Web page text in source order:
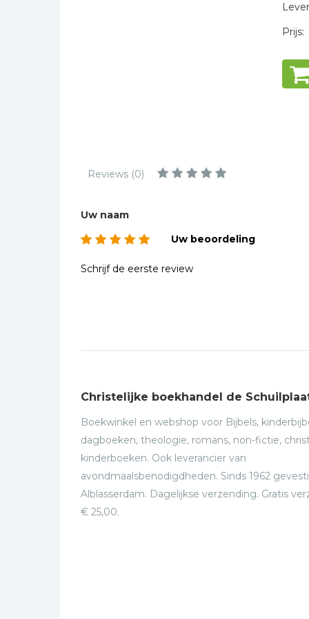
Toeristische kaarten en
Taalstudie
Wenskaarten
Prijs:
Reviews (0)
Uw naam
Uw beoordeling
Schrijf de eerste review
Christelijke boekhandel de
Boekwinkel en webshop voor Bijbels,
dagboeken, theologie, romans, non-fictie,
kinderboeken. Ook leverancier van
avondmaalsbenodigdheden. Sinds 1962
Alblasserdam. Dagelijkse verzending. Gratis
€ 25,00.